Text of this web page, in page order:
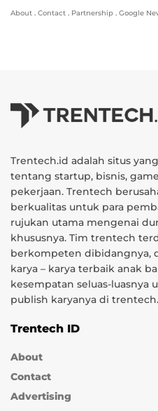
About . Contact . Partnership . Google
Trentech.id adalah situs
tentang startup, bisnis,
pekerjaan. Trentech
berkualitas untuk para
rujukan utama mengenai
khususnya. Tim trentech
berkompeten dibidangnya,
karya – karya terbaik anak
kesempatan seluas-luasnya
publish karyanya di trentech.
Trentech ID
About
Contact
Advertising